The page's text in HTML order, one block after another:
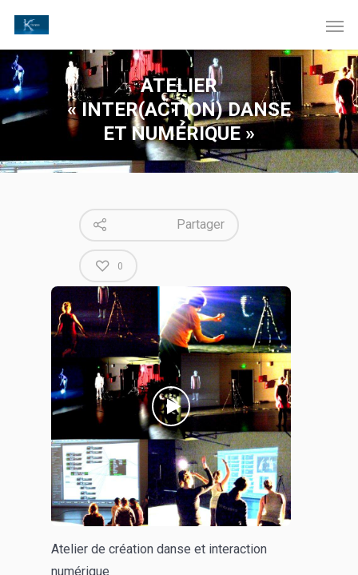
ATELIER
« INTER(ACTION) DANSE
ET NUMÉRIQUE »
Partager
0
Atelier de création danse et interaction
numérique